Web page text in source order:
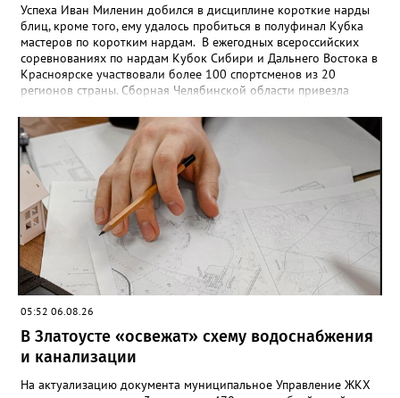
Успеха Иван Миленин добился в дисциплине короткие нарды
блиц, кроме того, ему удалось пробиться в полуфинал Кубка
мастеров по коротким нардам. В ежегодных всероссийских
соревнованиях по нардам Кубок Сибири и Дальнего Востока в
Красноярске участвовали более 100 спортсменов из 20
регионов страны. Сборная Челябинской области привезла
земляк, это три золота Ксении Нагаевой и Екатерины
Дроздовой из Челябинска, бронза представительницы Миасса
Ирины Зобковой и челябинца Сергея Лютова. Ещё одну
бронзу в общую копилку положила чемпионка турнира
Екатерина Дроздова.
05:52 06.08.26
В Златоусте «освежат» схему водоснабжения
и канализации
На актуализацию документа муниципальное Управление ЖКХ